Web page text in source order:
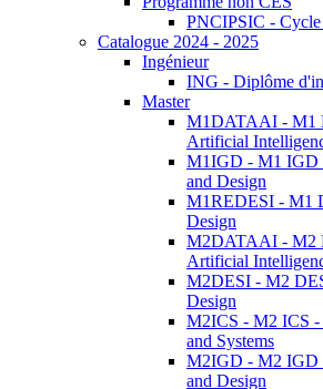
PNCIPSIC -
Catalogue 2024 - 2025
Ingénieur
ING - Diplôme
Master
M1DATAAI - M1
Artificial
M1IGD - M1 IGD
and Design
M1REDESI - M1
Design
M2DATAAI - M2
Artificial
M2DESI - M2
Design
M2ICS - M2 ICS -
and Systems
M2IGD - M2 IGD
and Design